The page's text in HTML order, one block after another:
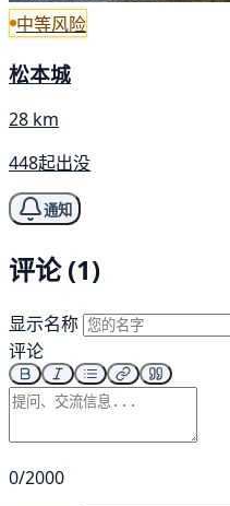
中等风险
松本城
28 km
448起出没
通知
评论 (1)
显示名称
评论
0/2000